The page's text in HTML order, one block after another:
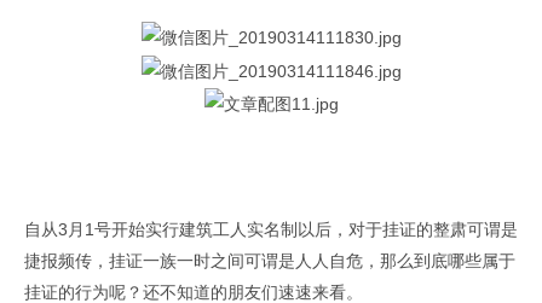
自从3月1号开始实行建筑工人实名制以后，对于挂证的整肃可谓是
捷报频传，挂证一族一时之间可谓是人人自危，那么到底哪些属于
挂证的行为呢？还不知道的朋友们速速来看。